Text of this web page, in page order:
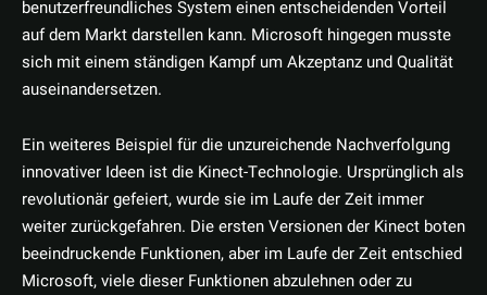
benutzerfreundliches System einen entscheidenden Vorteil
auf dem Markt darstellen kann. Microsoft hingegen musste
sich mit einem ständigen Kampf um Akzeptanz und Qualität
auseinandersetzen.
Ein weiteres Beispiel für die unzureichende Nachverfolgung
innovativer Ideen ist die Kinect-Technologie. Ursprünglich als
revolutionär gefeiert, wurde sie im Laufe der Zeit immer
weiter zurückgefahren. Die ersten Versionen der Kinect boten
beeindruckende Funktionen, aber im Laufe der Zeit entschied
Microsoft, viele dieser Funktionen abzulehnen oder zu